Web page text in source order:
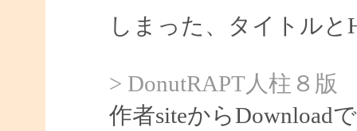
しまった、タイトル
> DonutRAPT人柱８版
作者siteからDownload